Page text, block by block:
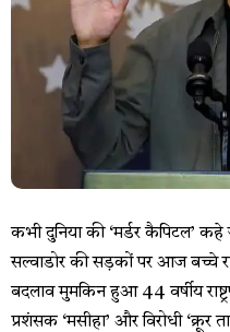
कभी दुनिया की ‘मर्डर कैपिटल’
सल्वाडोर की सड़कों पर आज बच्चे
बदलाव मुमकिन हुआ 44 वर्षीय
प्रशंसक ‘मसीहा’ और विरोधी ‘क्रूर